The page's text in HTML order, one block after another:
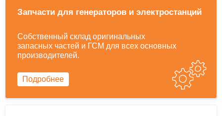
Запчасти для генераторов и электростанций
Собственный склад оригинальных
запасных частей и ГСМ для всех основных
производителей.
Подробнее